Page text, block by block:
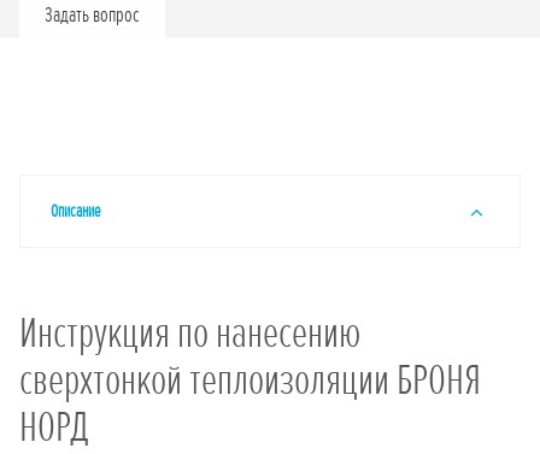
Задать вопрос
Описание
Инструкция по нанесению
сверхтонкой теплоизоляции БРОНЯ
НОРД